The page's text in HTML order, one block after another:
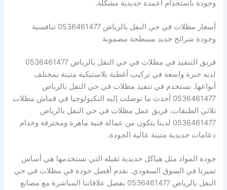
وجودة باستخدام أعمدة حديدية مشكلة.
أسعار مظلات في حي النفل بالرياض 0536461477 تنافسية
وجودة شرائح حديد مسطحة مضمونة
فريق التنفيذ في مظلات في حي النفل بالرياض 0536461477
لديه خبرة واسعة في تركيب أغطية بلاستيكية متينة بمختلف
أنواعها. نستخدم في تنفيذ مظلات في حي النفل بالرياض
0536461477 أحدث ما توصلت إليه التكنولوجيا في قماش مظلات
ثلاثي الطبقات. فريق عمل مظلات في حي النفل بالرياض
0536461477 لدينا يتكون من عمالة فنية ماهرة ومحترفة وخدام
دعامات حديدية متينة عالية الجودة.
جودة المواد مثل هياكل حديدية ثقيلة التي نستخدمها هي أساس
تميزنا في السوق السعودي. نقدم أفضل جودة في مظلات في حي
النفل بالرياض 0536461477 بفضل علاقاتنا المباشرة مع مصانع